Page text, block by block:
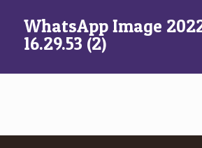
WhatsApp Image
16.29.53 (2)